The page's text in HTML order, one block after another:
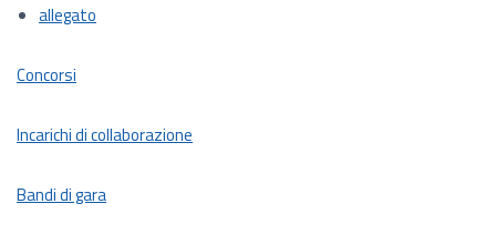
allegato
Concorsi
Incarichi di collaborazione
Bandi di gara